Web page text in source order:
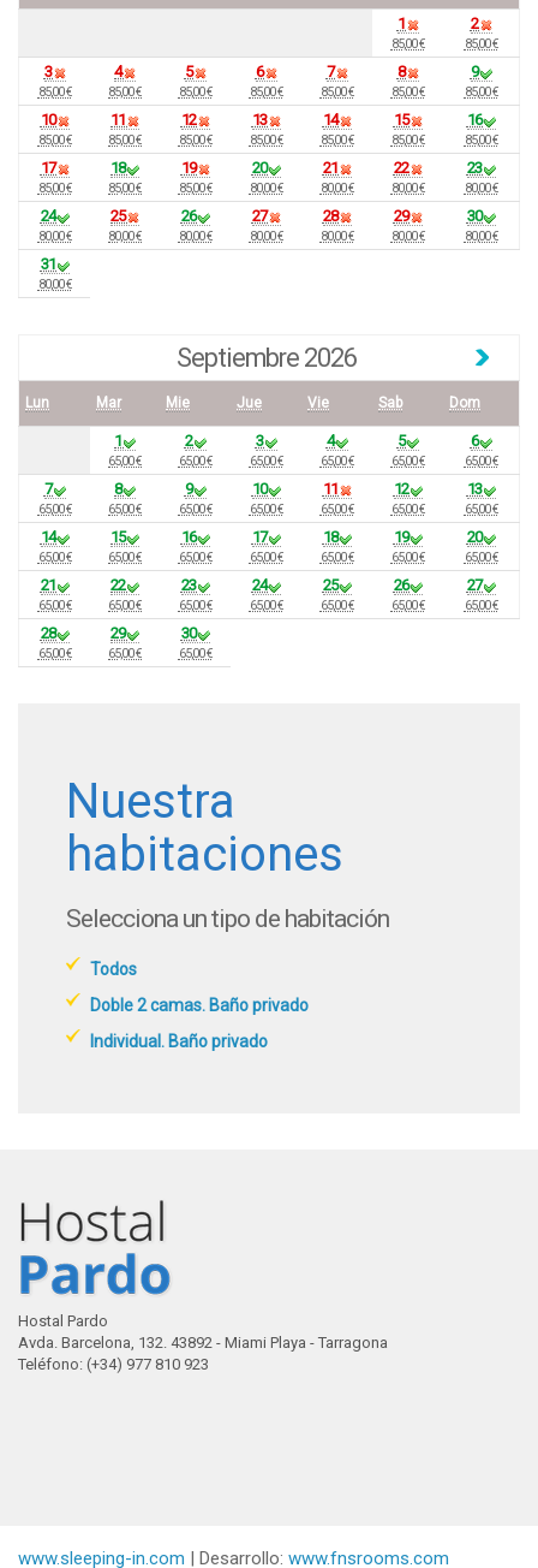
1
85,00 €
2
85,00 €
3
85,00 €
4
85,00 €
5
85,00 €
6
85,00 €
7
85,00 €
8
85,00 €
9
85,00 €
10
85,00 €
11
85,00 €
12
85,00 €
13
85,00 €
14
85,00 €
15
85,00 €
16
85,00 €
17
85,00 €
18
85,00 €
19
85,00 €
20
80,00 €
21
80,00 €
22
80,00 €
23
80,00 €
24
80,00 €
25
80,00 €
26
80,00 €
27
80,00 €
28
80,00 €
29
80,00 €
30
80,00 €
31
80,00 €
Septiembre 2026
Lun Mar Mie Jue Vie Sab Dom
1
65,00 €
2
65,00 €
3
65,00 €
4
65,00 €
5
65,00 €
6
65,00 €
7
65,00 €
8
65,00 €
9
65,00 €
10
65,00 €
11
65,00 €
12
65,00 €
13
65,00 €
14
65,00 €
15
65,00 €
16
65,00 €
17
65,00 €
18
65,00 €
19
65,00 €
20
65,00 €
21
65,00 €
22
65,00 €
23
65,00 €
24
65,00 €
25
65,00 €
26
65,00 €
27
65,00 €
28
65,00 €
29
65,00 €
30
65,00 €
Nuestra
habitaciones
Selecciona un tipo de habitación
Todos
Doble 2 camas. Baño privado
Individual. Baño privado
Hostal Pardo
Avda. Barcelona, 132. 43892 - Miami Playa - Tarragona
Teléfono: (+34) 977 810 923
www.sleeping-in.com | Desarrollo: www.fnsrooms.com